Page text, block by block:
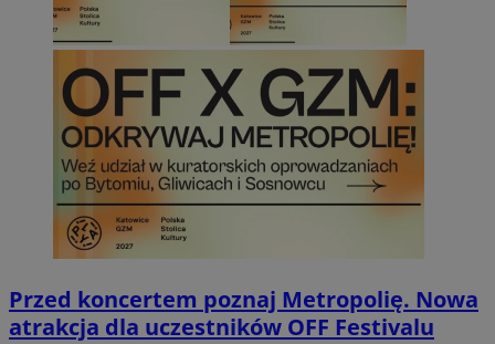
Przed koncertem poznaj Metropolię. Nowa
atrakcja dla uczestników OFF Festivalu